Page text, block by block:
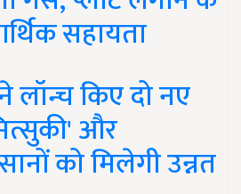
सहायता
किए दो नए
और
को मिलेगी उन्नत